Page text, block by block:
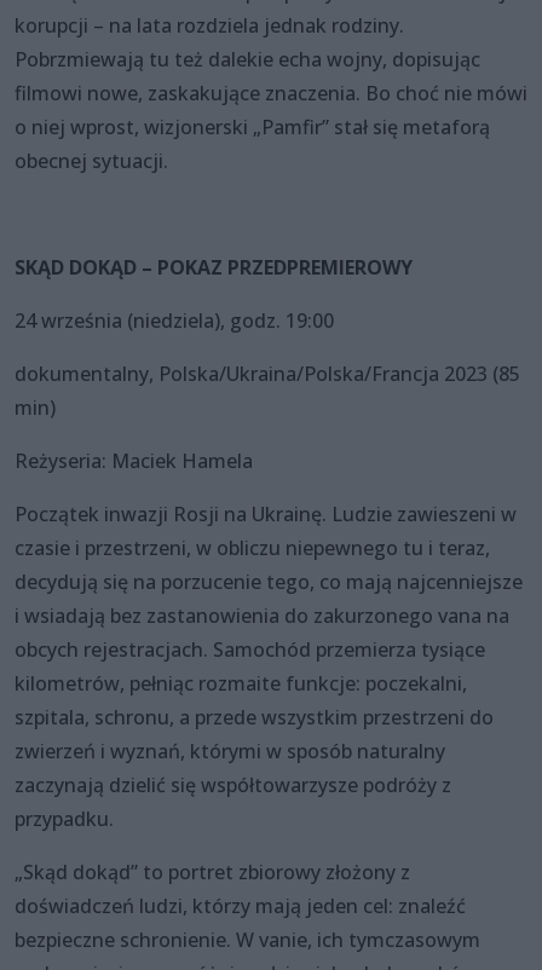
korupcji – na lata rozdziela jednak rodziny.
Pobrzmiewają tu też dalekie echa wojny, dopisując
filmowi nowe, zaskakujące znaczenia. Bo choć nie mówi
o niej wprost, wizjonerski „Pamfir” stał się metaforą
obecnej sytuacji.
SKĄD DOKĄD – POKAZ PRZEDPREMIEROWY
24 września (niedziela), godz. 19:00
dokumentalny, Polska/Ukraina/Polska/Francja 2023 (85
min)
Reżyseria: Maciek Hamela
Początek inwazji Rosji na Ukrainę. Ludzie zawieszeni w
czasie i przestrzeni, w obliczu niepewnego tu i teraz,
decydują się na porzucenie tego, co mają najcenniejsze
i wsiadają bez zastanowienia do zakurzonego vana na
obcych rejestracjach. Samochód przemierza tysiące
kilometrów, pełniąc rozmaite funkcje: poczekalni,
szpitala, schronu, a przede wszystkim przestrzeni do
zwierzeń i wyznań, którymi w sposób naturalny
zaczynają dzielić się współtowarzysze podróży z
przypadku.
„Skąd dokąd” to portret zbiorowy złożony z
doświadczeń ludzi, którzy mają jeden cel: znaleźć
bezpieczne schronienie. W vanie, ich tymczasowym